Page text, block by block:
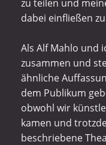
zu teilen und
dabei einfließen
Als Alf Mahlo und
zusammen und
ähnliche
dem Publikum
obwohl wir
kamen und
beschriebene